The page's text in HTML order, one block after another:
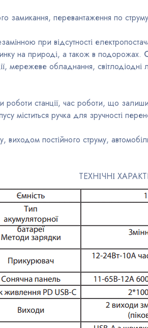
замикання, перевантаження по
при відсутності
на природі, а також в подорожах.
мережеве обладнання,
роботи станції, час роботи, що
міститься ручка для зручності
виходом постійного струму,
ТЕХНІЧНІ